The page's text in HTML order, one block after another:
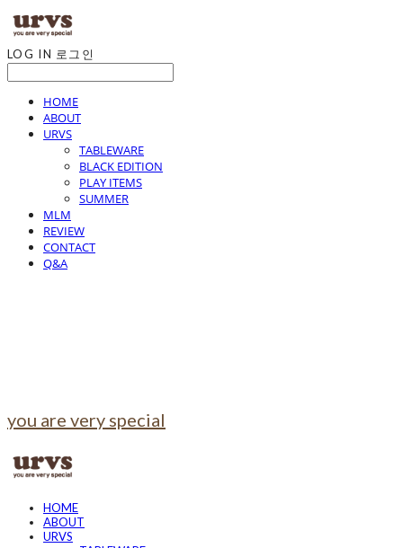
LOG IN 로그인
HOME
ABOUT
URVS
TABLEWARE
BLACK EDITION
PLAY ITEMS
SUMMER
MLM
REVIEW
CONTACT
Q&A
you are very special
HOME
ABOUT
URVS